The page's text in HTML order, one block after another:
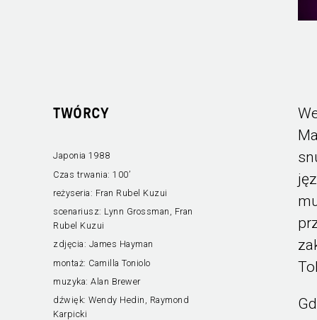
TWÓRCY
Japonia 1988
Czas trwania: 100’
reżyseria: Fran Rubel Kuzui
scenariusz: Lynn Grossman, Fran
Rubel Kuzui
zdjęcia: James Hayman
montaż: Camilla Toniolo
muzyka:Alan Brewer
dźwięk:Wendy Hedin, Raymond
Karpicki